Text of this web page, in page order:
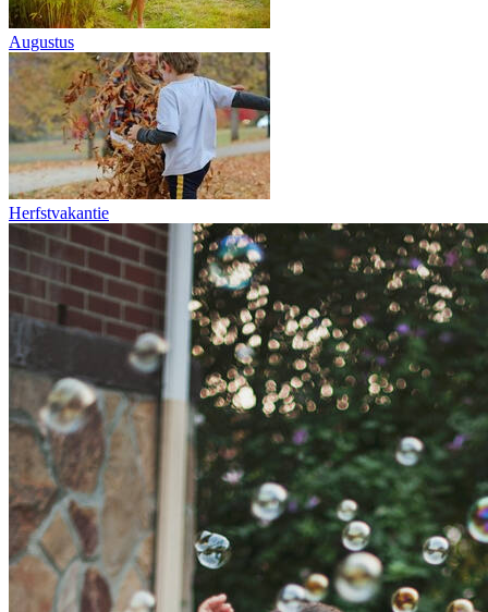
Augustus
Herfstvakantie